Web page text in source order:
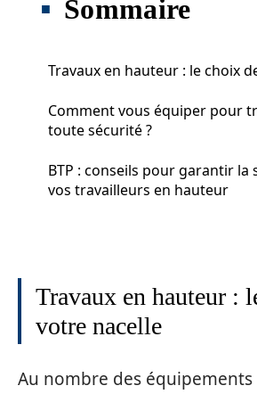
Sommaire
Travaux en hauteur : le choix
Comment vous équiper pour
toute sécurité ?
BTP : conseils pour garantir la
vos travailleurs en hauteur
Travaux en hauteur :
votre nacelle
Au nombre des